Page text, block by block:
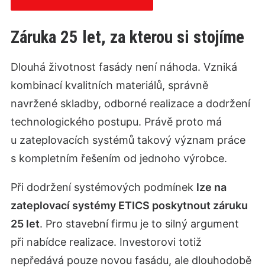
Záruka 25 let, za kterou si stojíme
Dlouhá životnost fasády není náhoda. Vzniká
kombinací kvalitních materiálů, správně
navržené skladby, odborné realizace a dodržení
technologického postupu. Právě proto má
u zateplovacích systémů takový význam práce
s kompletním řešením od jednoho výrobce.
Při dodržení systémových podmínek lze na
zateplovací systémy ETICS poskytnout záruku
25 let. Pro stavební firmu je to silný argument
při nabídce realizace. Investorovi totiž
nepředává pouze novou fasádu, ale dlouhodobě